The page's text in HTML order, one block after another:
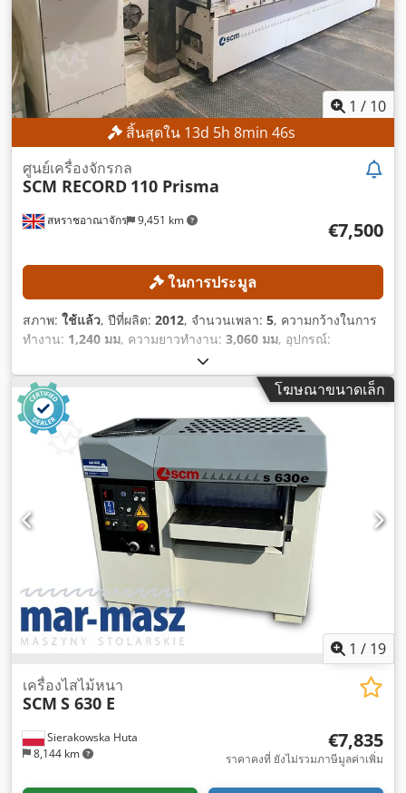
1 / 10
สิ้นสุดใน 13d 5h 8min 44s
สหราชอาณาจักร 9,451 km
ศูนย์เครื่องจักรกล
SCM RECORD 110 Prisma
€7,500
ในการประมูล
สภาพ: ใช้แล้ว, ปีที่ผลิต: 2012, จำนวนเพลา: 5, ความกว้างในการ
ทำงาน: 1,240 มม, ความยาวทำงาน: 3,060 มม, อุปกรณ์:
โฆษณาขนาดเล็ก
1 / 19
Sierakowska Huta
8,144 km
เครื่องไสไม้หนา
SCM S 630 E
€7,835
ราคาคงที่ ยังไม่รวมภาษีมูลค่าเพิ่ม